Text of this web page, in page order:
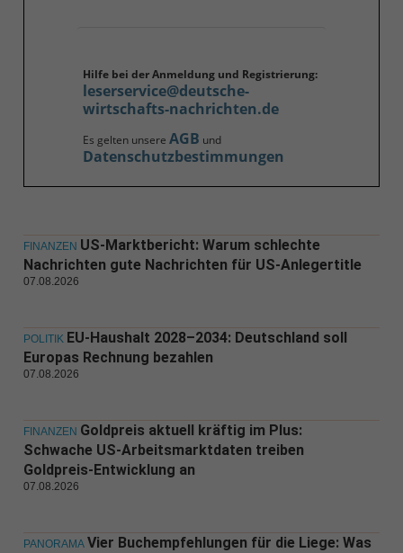
Hilfe bei der Anmeldung und Registrierung:
leserservice@deutsche-
wirtschafts-nachrichten.de
Es gelten unsere AGB und
Datenschutzbestimmungen
FINANZEN US-Marktbericht: Warum schlechte
Nachrichten gute Nachrichten für US-Anlegertitle
07.08.2026
POLITIK EU-Haushalt 2028–2034: Deutschland soll
Europas Rechnung bezahlen
07.08.2026
FINANZEN Goldpreis aktuell kräftig im Plus:
Schwache US-Arbeitsmarktdaten treiben
Goldpreis-Entwicklung an
07.08.2026
PANORAMA Vier Buchempfehlungen für die Liege: Was